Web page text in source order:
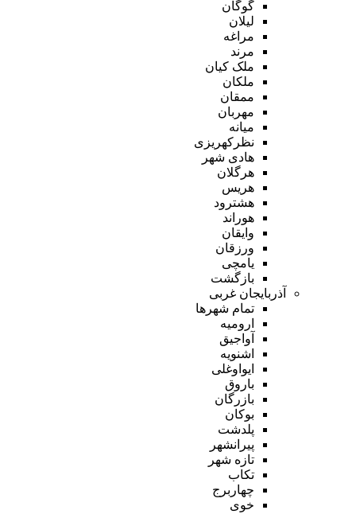
گوگان
لیلان
مراغه
مرند
ملک کیان
ملکان
ممقان
مهربان
میانه
نظرکهریزی
هادی شهر
هرگلان
هریس
هشترود
هوراند
وایقان
ورزقان
یامچی
بازگشت
آذربایجان غربی
تمام شهر‌ها
ارومیه
آواجیق
اشنویه
ایواوغلی
باروق
بازرگان
بوکان
پلدشت
پیرانشهر
تازه شهر
تکاب
چهاربرج
خوی